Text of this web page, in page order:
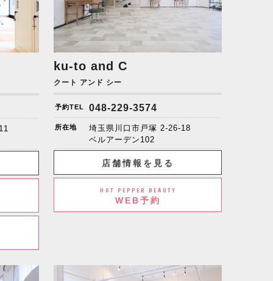
ku-to and C
クート アンド シー
予約TEL 048-229-3574
所在地
埼玉県川口市戸塚 2-26-18
ベルアーデン102
店舗情報を見る
HOT PEPPER BEAUTY
WEB予約